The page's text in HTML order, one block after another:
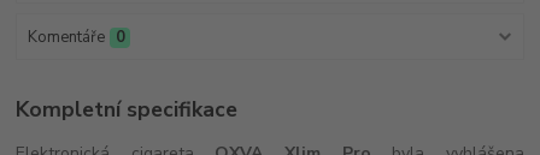
Komentáře 0
Kompletní specifikace